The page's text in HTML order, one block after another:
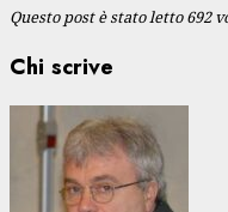
Questo post è stato letto 692
Chi scrive